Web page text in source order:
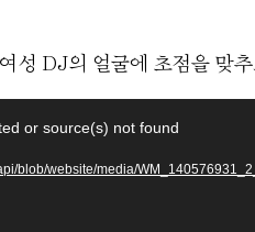
성 DJ의 얼굴에 초점을 맞
or source(s) not found
blob/website/media/